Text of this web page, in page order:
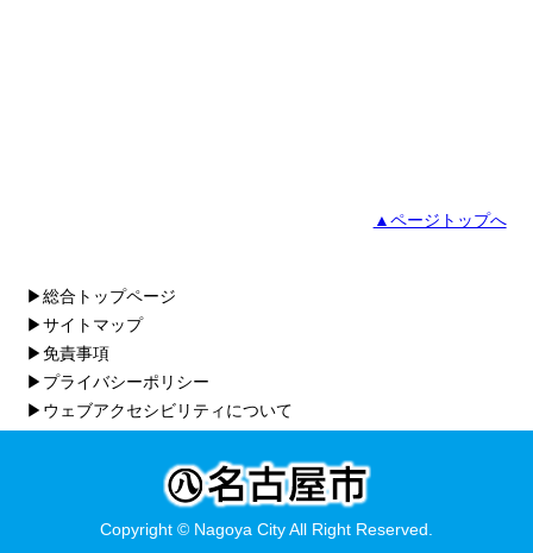
▲ページトップへ
▶総合トップページ
▶サイトマップ
▶免責事項
▶プライバシーポリシー
▶ウェブアクセシビリティについて
Copyright © Nagoya City All Right Reserved.